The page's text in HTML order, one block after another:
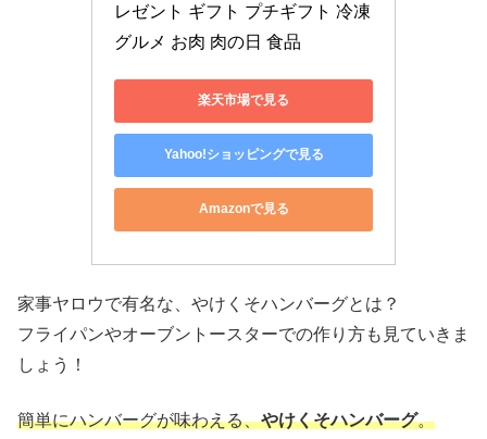
レゼント ギフト プチギフト 冷凍
グルメ お肉 肉の日 食品
楽天市場で見る
Yahoo!ショッピングで見る
Amazonで見る
家事ヤロウで有名な、やけくそハンバーグとは？
フライパンやオーブントースターでの作り方も見ていきま
しょう！
簡単にハンバーグが味わえる、やけくそハンバーグ。